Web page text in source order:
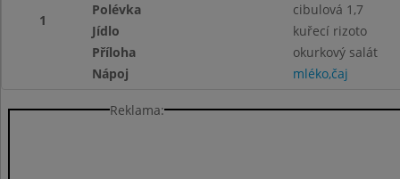
1
Polévka
cibulová 1,7
Jídlo
kuřecí rizoto
Příloha
okurkový salát
Nápoj
mléko,čaj
Reklama: